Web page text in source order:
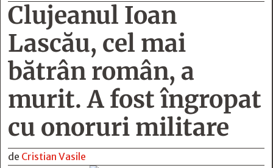
Clujeanul Ioan
Lascău, cel mai
bătrân român, a
murit. A fost îngropat
cu onoruri militare
de Cristian Vasile